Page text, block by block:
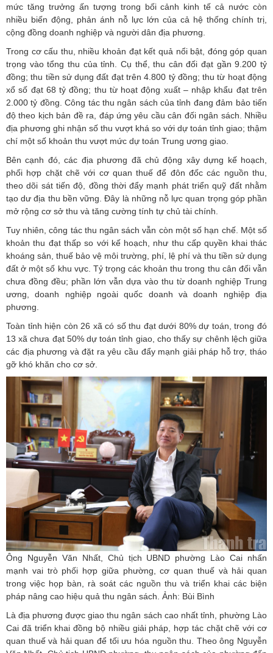
mức tăng trưởng ấn tượng trong bối cảnh kinh tế cả nước còn
nhiều biến động, phản ánh nỗ lực lớn của cả hệ thống chính trị,
cộng đồng doanh nghiệp và người dân địa phương.
Trong cơ cấu thu, nhiều khoản đạt kết quả nổi bật, đóng góp quan
trọng vào tổng thu của tỉnh. Cụ thể, thu cân đối đạt gần 9.200 tỷ
đồng; thu tiền sử dụng đất đạt trên 4.800 tỷ đồng; thu từ hoạt động
xổ số đạt 68 tỷ đồng; thu từ hoạt động xuất – nhập khẩu đạt trên
2.000 tỷ đồng. Công tác thu ngân sách của tỉnh đang đảm bảo tiến
độ theo kịch bản đề ra, đáp ứng yêu cầu cân đối ngân sách. Nhiều
địa phương ghi nhận số thu vượt khá so với dự toán tỉnh giao; thậm
chí một số khoản thu vượt mức dự toán Trung ương giao.
Bên cạnh đó, các địa phương đã chủ động xây dựng kế hoạch,
phối hợp chặt chẽ với cơ quan thuế để đôn đốc các nguồn thu,
theo dõi sát tiến độ, đồng thời đẩy mạnh phát triển quỹ đất nhằm
tạo dư địa thu bền vững. Đây là những nỗ lực quan trọng góp phần
mở rộng cơ sở thu và tăng cường tính tự chủ tài chính.
Tuy nhiên, công tác thu ngân sách vẫn còn một số hạn chế. Một số
khoản thu đạt thấp so với kế hoạch, như thu cấp quyền khai thác
khoáng sản, thuế bảo vệ môi trường, phí, lệ phí và thu tiền sử dụng
đất ở một số khu vực. Tỷ trọng các khoản thu trong thu cân đối vẫn
chưa đồng đều; phần lớn vẫn dựa vào thu từ doanh nghiệp Trung
ương, doanh nghiệp ngoài quốc doanh và doanh nghiệp địa
phương.
Toàn tỉnh hiện còn 26 xã có số thu đạt dưới 80% dự toán, trong đó
13 xã chưa đạt 50% dự toán tỉnh giao, cho thấy sự chênh lệch giữa
các địa phương và đặt ra yêu cầu đẩy mạnh giải pháp hỗ trợ, tháo
gỡ khó khăn cho cơ sở.
Ông Nguyễn Văn Nhất, Chủ tịch UBND phường Lào Cai nhấn
mạnh vai trò phối hợp giữa phường, cơ quan thuế và hải quan
trong việc họp bàn, rà soát các nguồn thu và triển khai các biện
pháp nâng cao hiệu quả thu ngân sách. Ảnh: Bùi Bình
Là địa phương được giao thu ngân sách cao nhất tỉnh, phường Lào
Cai đã triển khai đồng bộ nhiều giải pháp, hợp tác chặt chẽ với cơ
quan thuế và hải quan để tối ưu hóa nguồn thu. Theo ông Nguyễn